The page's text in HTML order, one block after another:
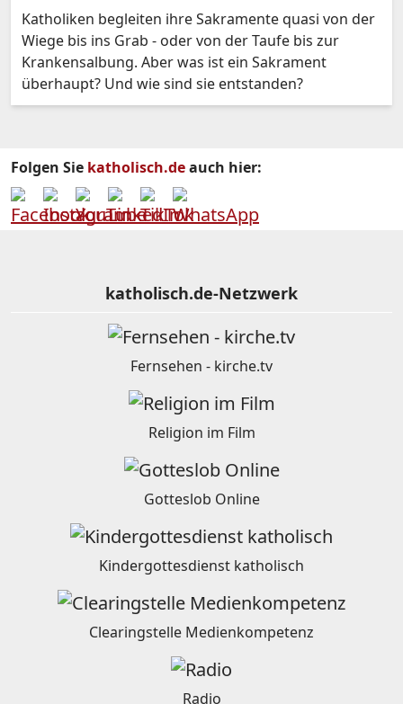
Katholiken begleiten ihre Sakramente quasi von der
Wiege bis ins Grab - oder von der Taufe bis zur
Krankensalbung. Aber was ist ein Sakrament
überhaupt? Und wie sind sie entstanden?
Folgen Sie katholisch.deauch hier:
katholisch.de-Netzwerk
Fernsehen - kirche.tv
Religion im Film
Gotteslob Online
Kindergottesdienst katholisch
Clearingstelle Medienkompetenz
Radio